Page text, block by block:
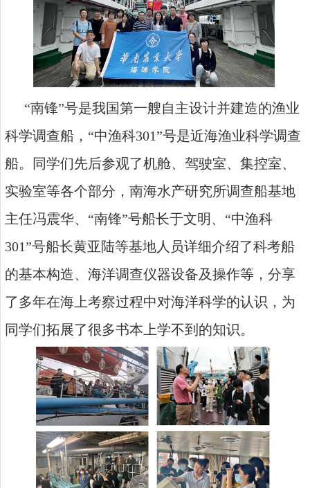
“南锋”号是我国第一艘自主设计并建造的渔业
科学调查船，“中渔科301”号是近海渔业科学调查
船。同学们先后参观了机舱、驾驶室、集控室、
实验室等各个部分，南海水产研究所调查船基地
主任冯震华、“南锋”号船长于文明、“中渔科
301”号船长黄亚陆等基地人员详细介绍了科考船
的基本构造、海洋调查仪器设备及操作等，分享
了多年在海上考察过程中对海洋科学的认识，为
同学们拓展了很多书本上学不到的知识。